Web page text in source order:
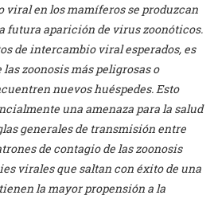
viral en los mamíferos se produzcan
futura aparición de virus zoonóticos.
de intercambio viral esperados, es
zoonosis más peligrosas o
nuevos huéspedes. Esto
una amenaza para la salud
generales de transmisión entre
de contagio de las zoonosis
virales que saltan con éxito de una
la mayor propensión a la